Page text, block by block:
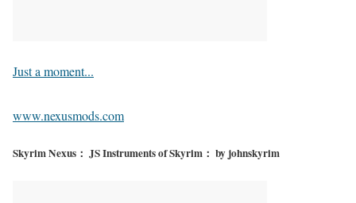
Just a moment...
www.nexusmods.com
Skyrim Nexus： JS Instruments of Skyrim： by johnskyrim